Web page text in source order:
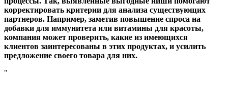
корректировать критерии для анализа существующих
партнеров. Например, заметив повышение спроса на
добавки для иммунитета или витамины для красоты,
компания может проверить, какие из имеющихся
клиентов заинтересованы в этих продуктах, и усилить
предложение своего товара для них.